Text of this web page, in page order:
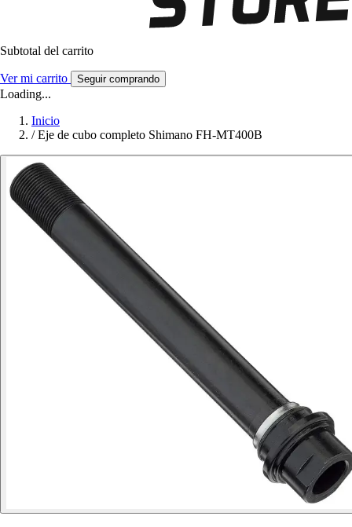
Subtotal del carrito
Ver mi carrito Seguir comprando
Loading...
Inicio
/ Eje de cubo completo Shimano FH-MT400B